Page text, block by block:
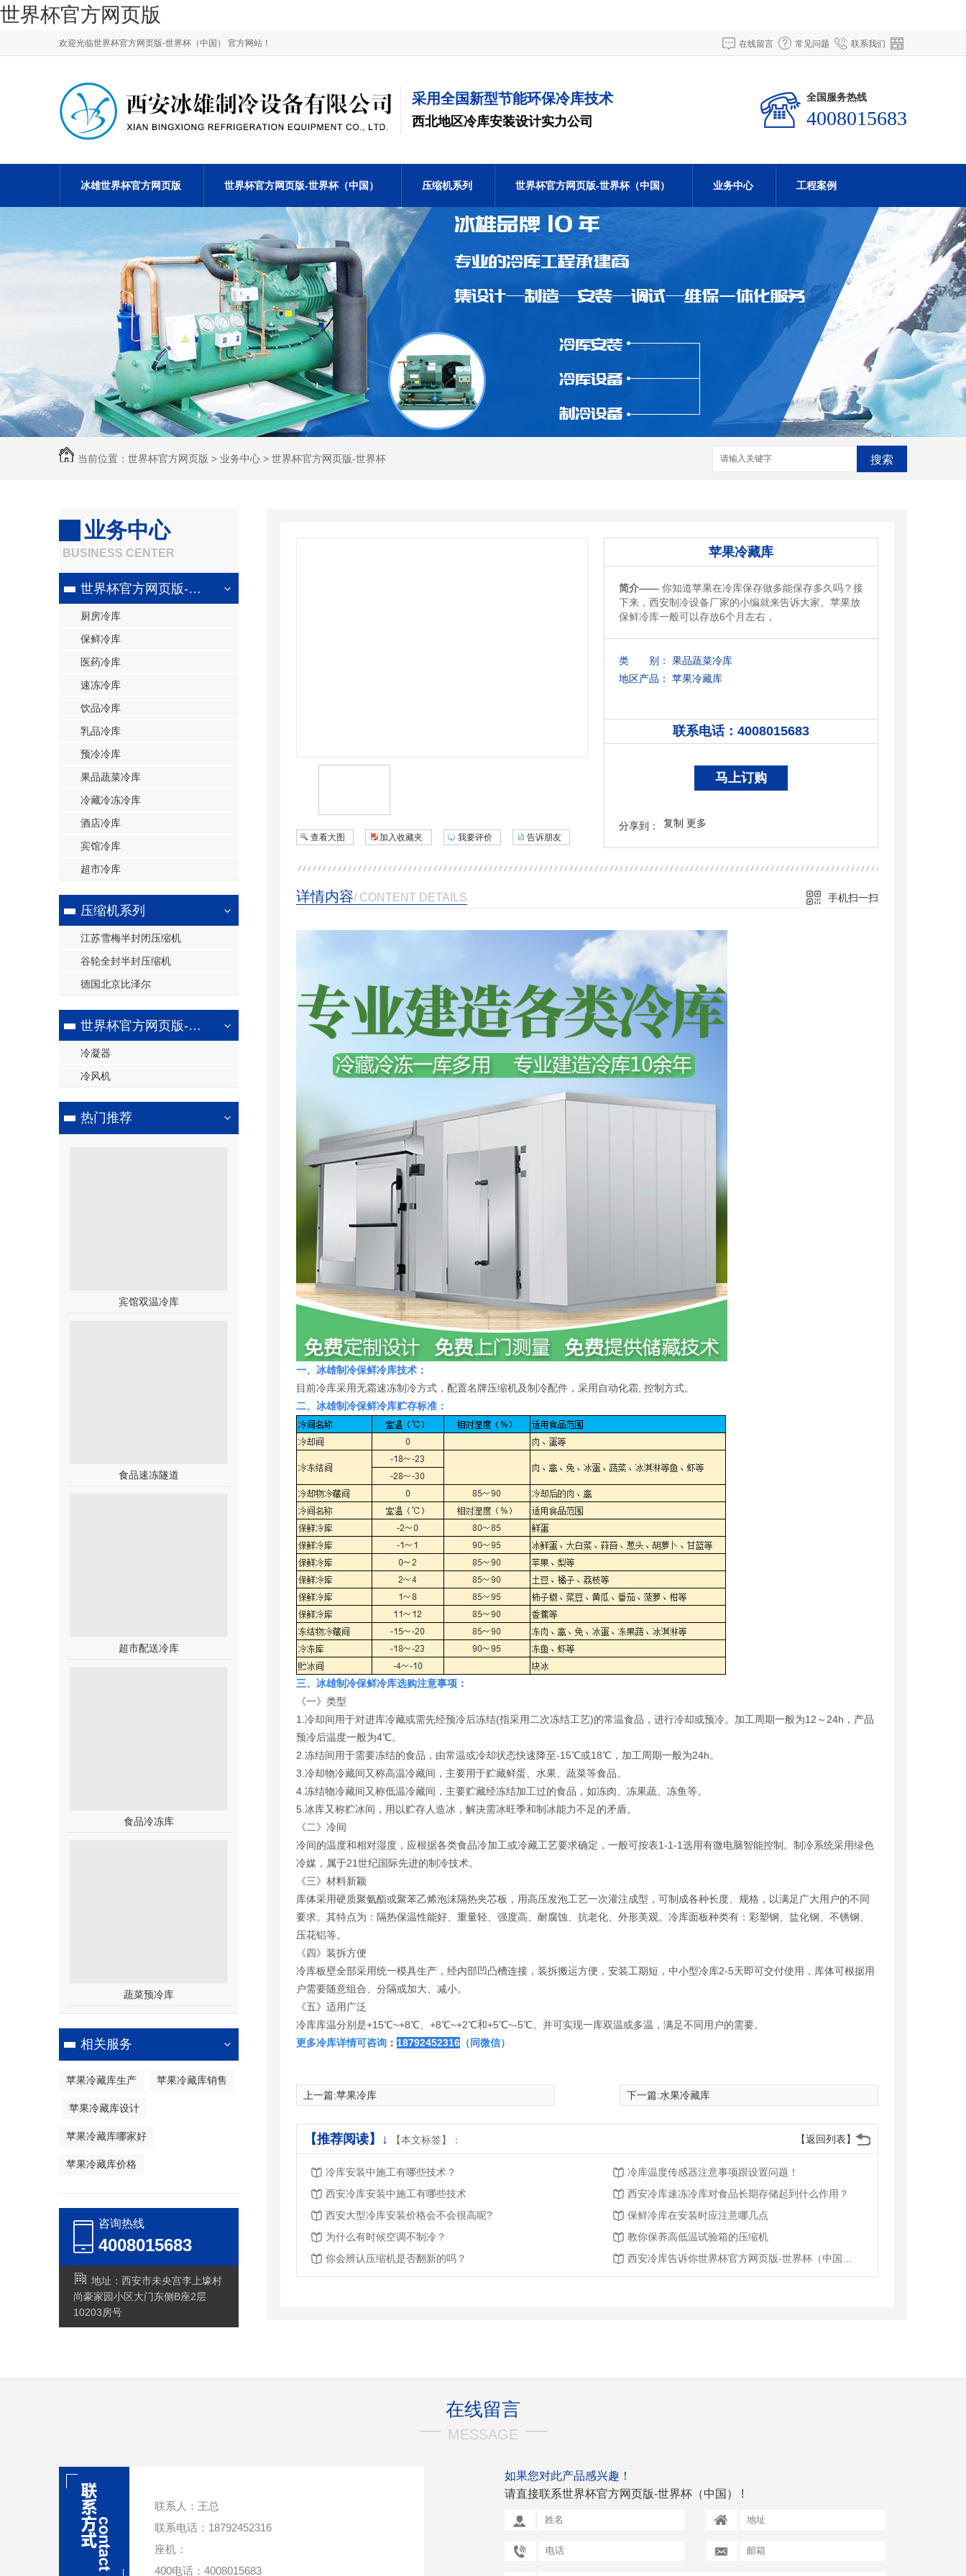
世界杯官方网页版
欢迎光临世界杯官方网页版-世界杯（中国） 官方网站！ 在线留言 常见问题 联系我们
采用全国新型节能环保冷库技术
西北地区冷库安装设计实力公司
全国服务热线
4008015683
冰雄世界杯官方网页版 世界杯官方网页版-世界杯（中国） 压缩机系列 世界杯官方网页版-世界杯（中国） 业务中心 工程案例
行业新闻 关于我们 联系我们
当前位置： 世界杯官方网页版 > 业务中心 > 世界杯官方网页版-世界杯 搜索
业务中心
BUSINESS CENTER
世界杯官方网页版-世界杯（中国）
厨房冷库
保鲜冷库
医药冷库
速冻冷库
饮品冷库
乳品冷库
预冷冷库
果品蔬菜冷库
冷藏冷冻冷库
酒店冷库
宾馆冷库
超市冷库
压缩机系列
江苏雪梅半封闭压缩机
谷轮全封半封压缩机
德国北京比泽尔
世界杯官方网页版-世界杯（中国）
冷凝器
冷风机
热门推荐
宾馆双温冷库
食品速冻隧道
超市配送冷库
食品冷冻库
蔬菜预冷库
相关服务
苹果冷藏库生产 苹果冷藏库销售
苹果冷藏库设计
苹果冷藏库哪家好
苹果冷藏库价格
咨询热线
4008015683
地址：西安市未央宫李上壕村
尚豪家园小区大门东侧B座2层
10203房号
查看大图 加入收藏夹 我要评价 告诉朋友
苹果冷藏库
简介—— 你知道苹果在冷库保存做多能保存多久吗？接
下来，西安制冷设备厂家的小编就来告诉大家。苹果放
保鲜冷库一般可以存放6个月左右，
类 别：
果品蔬菜冷库
地区产品：
苹果冷藏库
联系电话： 4008015683
4008015683
马上订购
分享到： 复制 更多
详情内容/ CONTENT DETAILS 手机扫一扫
一、冰雄制冷保鲜冷库技术：
目前冷库采用无霜速冻制冷方式，配置名牌压缩机及制冷配件，采用自动化霜, 控制方式。
二、冰雄制冷保鲜冷库贮存标准：
三、冰雄制冷保鲜冷库选购注意事项：
《一》类型
1.冷却间用于对进库冷藏或需先经预冷后冻结(指采用二次冻结工艺)的常温食品，进行冷却或预冷。加工周期一般为12～24h，产品
预冷后温度一般为4℃。
2.冻结间用于需要冻结的食品，由常温或冷却状态快速降至-15℃或18℃，加工周期一般为24h。
3.冷却物冷藏间又称高温冷藏间，主要用于贮藏鲜蛋、水果、蔬菜等食品。
4.冻结物冷藏间又称低温冷藏间，主要贮藏经冻结加工过的食品，如冻肉、冻果蔬、冻鱼等。
5.冰库又称贮冰间，用以贮存人造冰，解决需冰旺季和制冰能力不足的矛盾。
《二》冷间
冷间的温度和相对湿度，应根据各类食品冷加工或冷藏工艺要求确定，一般可按表1-1-1选用有微电脑智能控制。制冷系统采用绿色
冷媒，属于21世纪国际先进的制冷技术。
《三》材料新颖
库体采用硬质聚氨酯或聚苯乙烯泡沫隔热夹芯板，用高压发泡工艺一次灌注成型，可制成各种长度、规格，以满足广大用户的不同
要求。其特点为：隔热保温性能好、重量轻、强度高、耐腐蚀、抗老化、外形美观。冷库面板种类有：彩塑钢、盐化钢、不锈钢、
压花铝等。
《四》装拆方便
冷库板壁全部采用统一模具生产，经内部凹凸槽连接，装拆搬运方便，安装工期短，中小型冷库2-5天即可交付使用，库体可根据用
户需要随意组合、分隔或加大、减小。
《五》适用广泛
冷库库温分别是+15℃~+8℃、+8℃~+2℃和+5℃~-5℃。并可实现一库双温或多温，满足不同用户的需要。
更多冷库详情可咨询 ： 18792452316 （同微信）
上一篇:苹果冷库 下一篇:水果冷藏库
【返回列表】
【推荐阅读】↓ 【本文标签】：
冷库安装中施工有哪些技术？
冷库温度传感器注意事项跟设置问题！
西安冷库安装中施工有哪些技术
西安冷库速冻冷库对食品长期存储起到什么作用？
西安大型冷库安装价格会不会很高呢?
保鲜冷库在安装时应注意哪几点
为什么有时候空调不制冷？
教你保养高低温试验箱的压缩机
你会辨认压缩机是否翻新的吗？
在线留言
MESSAGE
联系人：王总
联系电话：18792452316
座机：
400电话：4008015683
如果您对此产品感兴趣！
请直接联系世界杯官方网页版-世界杯（中国） !